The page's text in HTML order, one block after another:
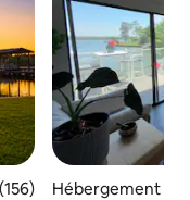
moyenne sur la
Hébergement ⋅